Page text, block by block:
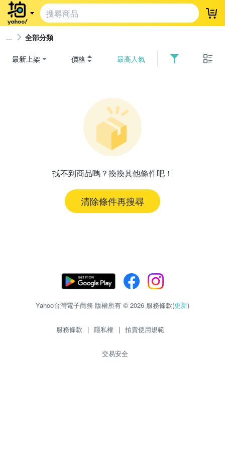
登
全部分類
最新上架 價格 最高人氣
找不到商品嗎？換換其他條件吧！
清除條件再搜尋
Yahoo台灣電子商務 版權所有 © 2026 服務條款(更新)
服務條款 | 隱私權 | 拍賣使用規範
交易安全